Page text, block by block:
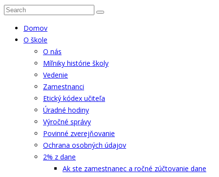
Domov
O škole
O nás
Míľniky histórie školy
Vedenie
Zamestnanci
Etický kódex učiteľa
Úradné hodiny
Výročné správy
Povinné zverejňovanie
Ochrana osobných údajov
2% z dane
Ak ste zamestnanec a ročné zúčtovanie dane